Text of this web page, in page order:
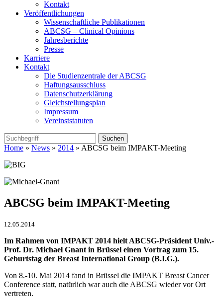
Kontakt
Veröffentlichungen
Wissenschaftliche Publikationen
ABCSG – Clinical Opinions
Jahresberichte
Presse
Karriere
Kontakt
Die Studienzentrale der ABCSG
Haftungsausschluss
Datenschutzerklärung
Gleichstellungsplan
Impressum
Vereinststatuten
Home » News » 2014 » ABCSG beim IMPAKT-Meeting
ABCSG beim IMPAKT-Meeting
12.05.2014
Im Rahmen von IMPAKT 2014 hielt ABCSG-Präsident Univ.-
Prof. Dr. Michael Gnant in Brüssel einen Vortrag zum 15.
Geburtstag der Breast International Group (B.I.G.).
Von 8.-10. Mai 2014 fand in Brüssel die IMPAKT Breast Cancer
Conference statt, natürlich war auch die ABCSG wieder vor Ort
vertreten.